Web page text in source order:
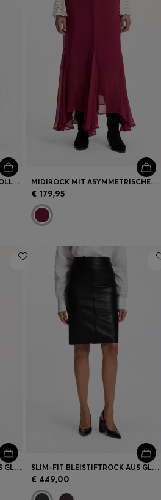
A-LINIEN-ROCK AUS BAUMWOLL-POPELINE MIDIROCK MIT ASYMMETRISCHEM SAUM
€ 179,95
SLIM-FIT BLEISTIFTROCK AUS GLATTLEDER SLIM-FIT BLEISTIFTROCK AUS GLATTLEDER
€ 449,00